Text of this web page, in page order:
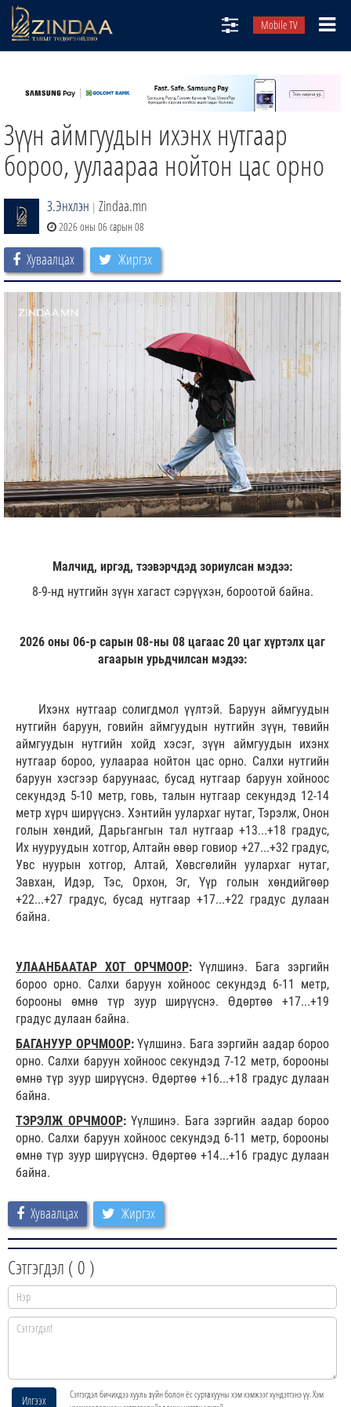
Mobile TV
ТВ8
ӨГЛӨӨНИЙ СОНИН
АУДИО ЗОХИОЛ
ЗИНДАА СЭТГҮҮЛ
Зүүн аймгуудын ихэнх нутгаар
бороо, уулаараа нойтон цас орно
З.Энхлэн | Zindaa.mn
2026 оны 06 сарын 08
Хуваалцах Жиргэх
Малчид, иргэд, тээвэрчдэд зориулсан мэдээ:
8-9-нд нутгийн зүүн хагаст сэрүүхэн, бороотой байна.
2026 оны 06-р сарын 08-ны 08 цагаас 20 цаг хүртэлх цаг
агаарын урьдчилсан мэдээ:
Ихэнх нутгаар солигдмол үүлтэй. Баруун аймгуудын
нутгийн баруун, говийн аймгуудын нутгийн зүүн, төвийн
аймгуудын нутгийн хойд хэсэг, зүүн аймгуудын ихэнх
нутгаар бороо, уулаараа нойтон цас орно. Салхи нутгийн
баруун хэсгээр баруунаас, бусад нутгаар баруун хойноос
секундэд 5-10 метр, говь, талын нутгаар секундэд 12-14
метр хүрч ширүүснэ. Хэнтийн уулархаг нутаг, Тэрэлж, Онон
голын хөндий, Дарьгангын тал нутгаар +13...+18 градус,
Их нууруудын хотгор, Алтайн өвөр говиор +27...+32 градус,
Увс нуурын хотгор, Алтай, Хөвсгөлийн уулархаг нутаг,
Завхан, Идэр, Тэс, Орхон, Эг, Үүр голын хөндийгөөр
+22...+27 градус, бусад нутгаар +17...+22 градус дулаан
байна.
УЛААНБААТАР ХОТ ОРЧМООР:Үүлшинэ. Бага зэргийн
бороо орно. Салхи баруун хойноос секундэд 6-11 метр,
борооны өмнө түр зуур ширүүснэ. Өдөртөө +17...+19
градус дулаан байна.
БАГАНУУР ОРЧМООР: Үүлшинэ. Бага зэргийн аадар бороо
орно. Салхи баруун хойноос секундэд 7-12 метр, борооны
өмнө түр зуур ширүүснэ. Өдөртөө +16...+18 градус дулаан
байна.
ТЭРЭЛЖ ОРЧМООР: Үүлшинэ. Бага зэргийн аадар бороо
орно. Салхи баруун хойноос секундэд 6-11 метр, борооны
өмнө түр зуур ширүүснэ. Өдөртөө +14...+16 градус дулаан
байна.
Хуваалцах Жиргэх
Сэтгэгдэл ( 0 )
Илгээх
Сэтгэгдэл бичихдээ хууль зүйн болон ёс суртахууны хэм хэмжээг хүндэтгэнэ үү. Хэм